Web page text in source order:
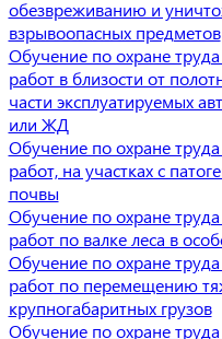
обезвреживанию и
взрывоопасных предметов
Обучение по охране
работ в близости от
части эксплуатируемых
или ЖД
Обучение по охране
работ, на участках с
почвы
Обучение по охране
работ по валке леса в
Обучение по охране
работ по перемещению
крупногабаритных грузов
Обучение по охране